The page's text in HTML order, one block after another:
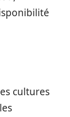
cultures